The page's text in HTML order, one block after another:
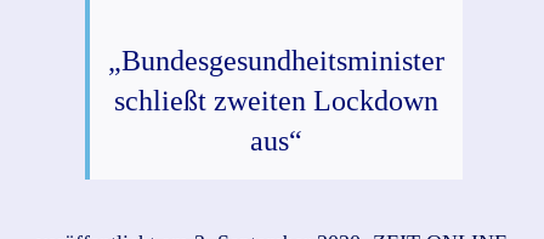
„Bundesgesundheitsminister
schließt zweiten Lockdown
aus“